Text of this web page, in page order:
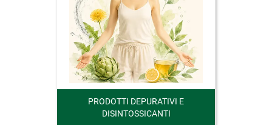
PRODOTTI DEPURATIVI E
DISINTOSSICANTI